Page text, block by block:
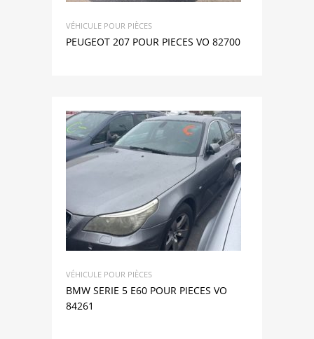
VÉHICULE POUR PIÈCES
PEUGEOT 207 POUR PIECES VO 82700
VÉHICULE POUR PIÈCES
BMW SERIE 5 E60 POUR PIECES VO
84261